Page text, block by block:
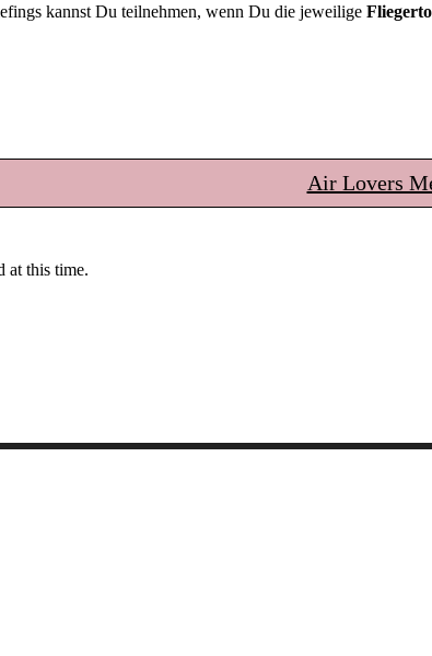
kannst Du teilnehmen, wenn Du die jeweilige
Air Lovers
at this time.